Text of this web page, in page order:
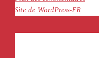
Site de WordPress-FR